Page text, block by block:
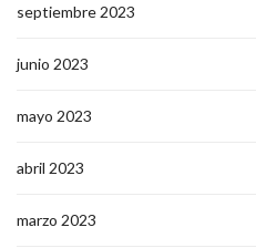
septiembre 2023
junio 2023
mayo 2023
abril 2023
marzo 2023